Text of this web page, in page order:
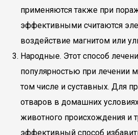
применяются также при
эффективными считаются
воздействие магнитом или
Народные. Этот способ
популярностью при лечении
том числе и суставных. Для
отваров в домашних
животного происхождения и
эффективный способ